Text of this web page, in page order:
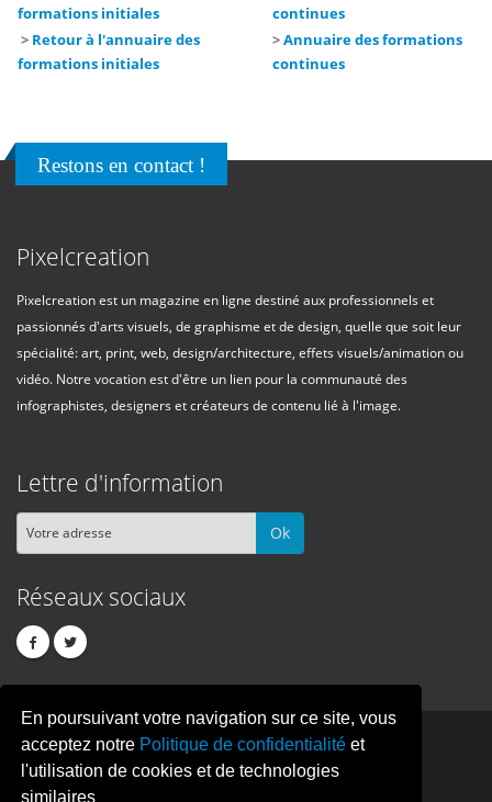
En poursuivant votre navigation sur ce site, vous
acceptez notre Politique de confidentialité et
l'utilisation de cookies et de technologies
similaires
formations initiales
continues
> Retour à l'annuaire des
formations initiales
>Annuaire des formations
continues
Restons en contact !
Pixelcreation
Pixelcreation est un magazine en ligne destiné aux professionnels et
passionnés d'arts visuels, de graphisme et de design, quelle que soit leur
spécialité: art, print, web, design/architecture, effets visuels/animation ou
vidéo. Notre vocation est d'être un lien pour la communauté des
infographistes, designers et créateurs de contenu lié à l'image.
Lettre d'information
Ok
Réseaux sociaux
PIXELCREATION